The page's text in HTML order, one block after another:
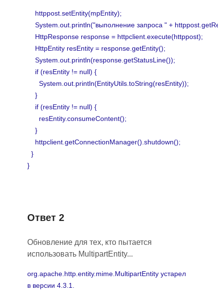
httppost.setEntity(mpEntity);
System.out.println("выполнение запроса " +
HttpResponse response = httpclient.execute(httppost);
HttpEntity resEntity = response.getEntity();
System.out.println(response.getStatusLine());
if (resEntity != null) {
System.out.println(EntityUtils.toString(resEntity));
}
if (resEntity != null) {
resEntity.consumeContent();
}
httpclient.getConnectionManager().shutdown();
}
}
Ответ 2
Обновление для тех, кто пытается
использовать MultipartEntity...
org.apache.http.entity.mime.MultipartEntity устарел
в версии 4.3.1.